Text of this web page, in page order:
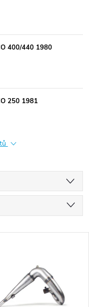
400/440 1980
250 1981